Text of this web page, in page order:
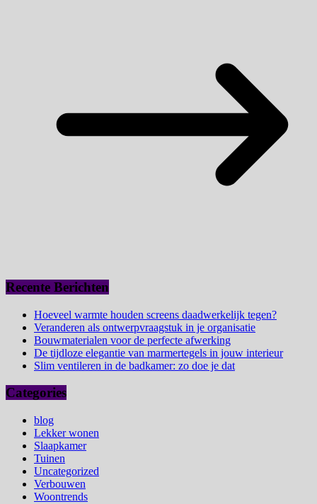
Recente Berichten
Hoeveel warmte houden screens daadwerkelijk tegen?
Veranderen als ontwerpvraagstuk in je organisatie
Bouwmaterialen voor de perfecte afwerking
De tijdloze elegantie van marmertegels in jouw interieur
Slim ventileren in de badkamer: zo doe je dat
Categories
blog
Lekker wonen
Slaapkamer
Tuinen
Uncategorized
Verbouwen
Woontrends